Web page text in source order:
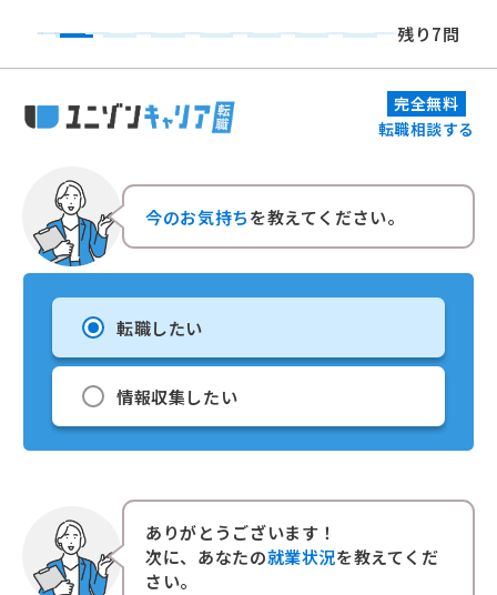
残り7問
完全無料
転職相談する
今のお気持ちを教えてください。
転職したい
情報収集したい
ありがとうございます！
次に、あなたの就業状況を教えてくだ
さい。